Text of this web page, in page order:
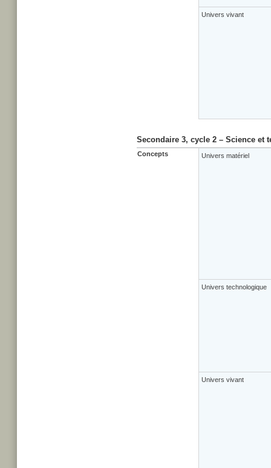
Univers vivant
Secondaire 3, cycle 2 – Science et
Concepts Univers matériel
Univers technologique
Univers vivant